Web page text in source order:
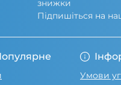
знижки
Підпишіться на
Умови